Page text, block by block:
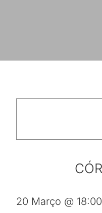
20 Março @